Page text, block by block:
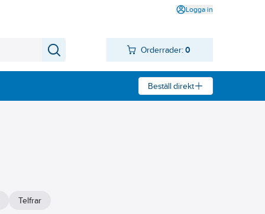
Logga in
Orderrader: 0
Beställ direkt
Telfrar